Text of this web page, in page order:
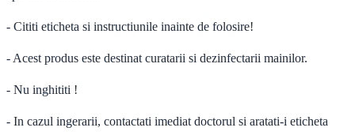
- Cititi eticheta si instructiunile inainte de folosire!
- Acest produs este destinat curatarii si dezinfectarii mainilor.
- Nu inghititi !
- In cazul ingerarii, contactati imediat doctorul si aratati-i eticheta